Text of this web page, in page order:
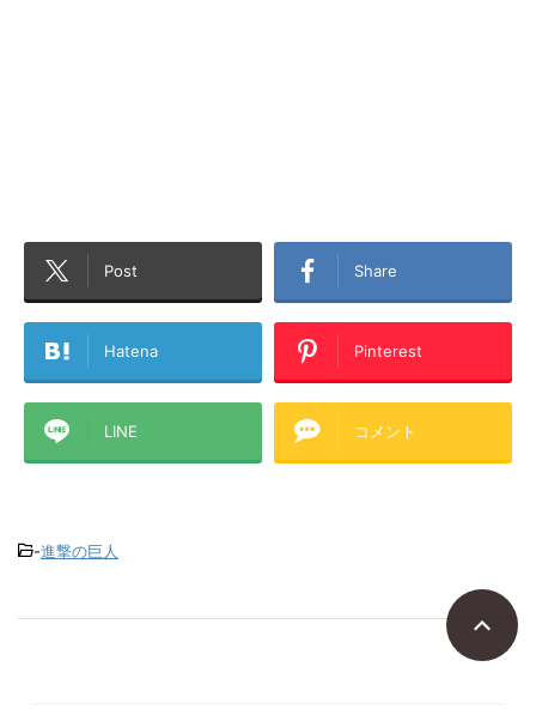
Post Share
Hatena Pinterest
LINE コメント
-進撃の巨人